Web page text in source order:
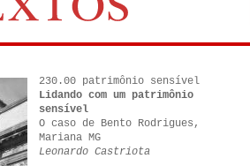
230.00 patrimônio sensível
Lidando com um patrimônio
sensível
O caso de Bento Rodrigues,
Mariana MG
Leonardo Castriota